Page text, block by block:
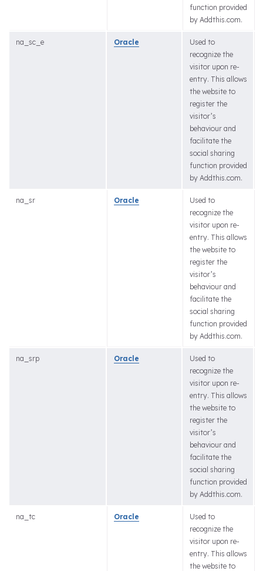
function provided
by Addthis.com.
na_sc_e Oracle
Used to
recognize the
visitor upon re-
entry. This allows
the website to
register the
visitor’s
behaviour and
facilitate the
social sharing
function provided
by Addthis.com.
na_sr Oracle
Used to
recognize the
visitor upon re-
entry. This allows
the website to
register the
visitor’s
behaviour and
facilitate the
social sharing
function provided
by Addthis.com.
na_srp Oracle
Used to
recognize the
visitor upon re-
entry. This allows
the website to
register the
visitor’s
behaviour and
facilitate the
social sharing
function provided
by Addthis.com.
na_tc Oracle
Used to
recognize the
visitor upon re-
entry. This allows
the website to